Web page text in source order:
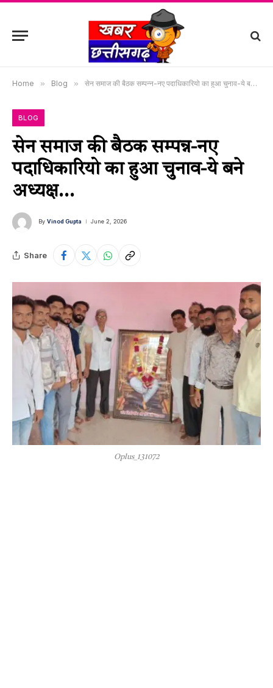
Home » Blog » सेन समाज की बैठक सम्पन्न-नए पदाधिकारियो का हुआ चुनाव-ये बने अध्यक्ष…
BLOG
सेन समाज की बैठक सम्पन्न-नए
पदाधिकारियो का हुआ चुनाव-ये बने
अध्यक्ष…
By Vinod Gupta June 2, 2026
Share
Oplus_131072